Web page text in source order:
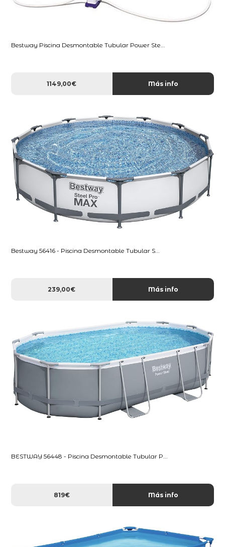
Bestway Piscina Desmontable Tubular Power Ste...
1149,00€ Más info
Bestway 56416 - Piscina Desmontable Tubular S...
239,00€ Más info
BESTWAY 56448 - Piscina Desmontable Tubular P...
819€ Más info